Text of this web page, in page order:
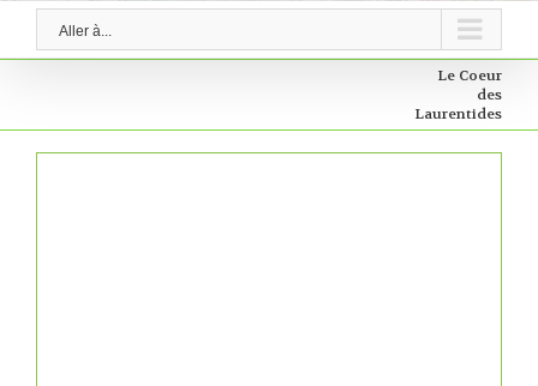
Aller à...
Le Coeur
des
Laurentides